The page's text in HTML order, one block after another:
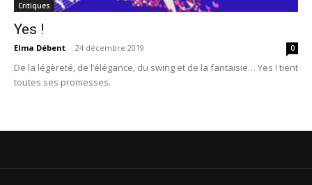
Critiques
Yes !
Elma Débent - 24 décembre 2019 0
De la légèreté, de l’élégance, du swing et de la fantaisie… Yes ! tient
toutes ses promesses.